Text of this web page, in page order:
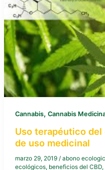
Cannabis, Cannabis
Uso terapéutico del
de uso medicinal
marzo 29, 2019 / abono
ecológicos, beneficios del CBD,